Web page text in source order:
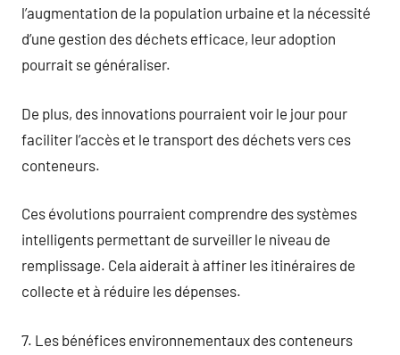
l’augmentation de la population urbaine et la nécessité
d’une gestion des déchets efficace, leur adoption
pourrait se généraliser.
De plus, des innovations pourraient voir le jour pour
faciliter l’accès et le transport des déchets vers ces
conteneurs.
Ces évolutions pourraient comprendre des systèmes
intelligents permettant de surveiller le niveau de
remplissage. Cela aiderait à affiner les itinéraires de
collecte et à réduire les dépenses.
7. Les bénéfices environnementaux des conteneurs